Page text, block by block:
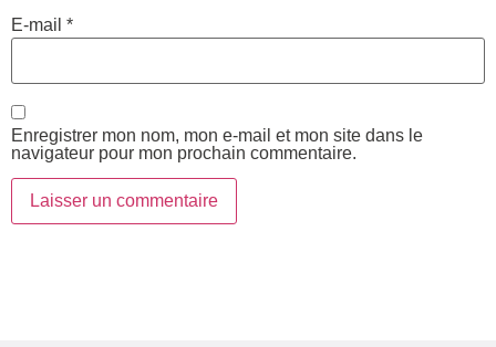
E-mail *
Enregistrer mon nom, mon e-mail et mon site dans le
navigateur pour mon prochain commentaire.